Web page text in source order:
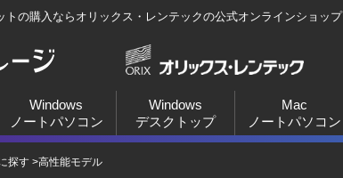
トの購入ならオリックス・レンテックの公式オンラインショップ
Windows
ノートパソコン
Windows
デスクトップ
Mac
ノートパソコン
探す >高性能モデル